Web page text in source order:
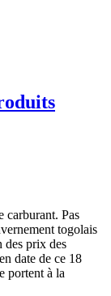
carburant. Pas
togolais
des prix des
date de ce 18
portent à la